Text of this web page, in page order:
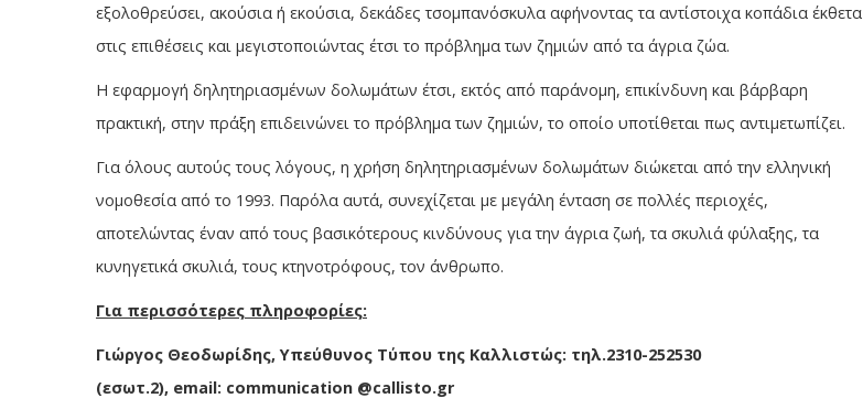
εξολοθρεύσει, ακούσια ή εκούσια, δεκάδες τσομπανόσκυλα αφήνοντας τα αντίστοιχα κοπάδια έκθετα
στις επιθέσεις και μεγιστοποιώντας έτσι το πρόβλημα των ζημιών από τα άγρια ζώα.
Η εφαρμογή δηλητηριασμένων δολωμάτων έτσι, εκτός από παράνομη, επικίνδυνη και βάρβαρη
πρακτική, στην πράξη επιδεινώνει το πρόβλημα των ζημιών, το οποίο υποτίθεται πως αντιμετωπίζει.
Για όλους αυτούς τους λόγους, η χρήση δηλητηριασμένων δολωμάτων διώκεται από την ελληνική
νομοθεσία από το 1993. Παρόλα αυτά, συνεχίζεται με μεγάλη ένταση σε πολλές περιοχές,
αποτελώντας έναν από τους βασικότερους κινδύνους για την άγρια ζωή, τα σκυλιά φύλαξης, τα
κυνηγετικά σκυλιά, τους κτηνοτρόφους, τον άνθρωπο.
Για περισσότερες πληροφορίες:
Γιώργος Θεοδωρίδης, Υπεύθυνος Τύπου της Καλλιστώς: τηλ.2310-252530
(εσωτ.2), email: communication @callisto.gr